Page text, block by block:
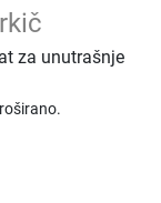
za unutrašnje